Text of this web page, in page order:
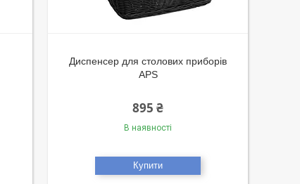
Диспенсер для столових приборів
APS
895 ₴
В наявності
Купити